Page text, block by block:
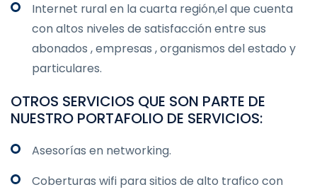
Internet rural en la cuarta región,el que cuenta
con altos niveles de satisfacción entre sus
abonados , empresas , organismos del estado y
particulares.
OTROS SERVICIOS QUE SON PARTE DE
NUESTRO PORTAFOLIO DE SERVICIOS:
Asesorías en networking.
Coberturas wifi para sitios de alto trafico con